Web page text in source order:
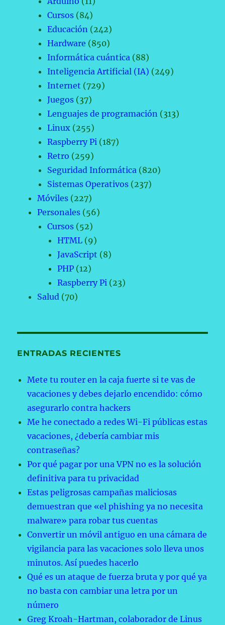
Cursos (84)
Educación (242)
Hardware (850)
Informática cuántica (88)
Inteligencia Artificial (IA) (249)
Internet (729)
Juegos (37)
Lenguajes de programación (313)
Linux (255)
Raspberry Pi (187)
Retro (259)
Seguridad Informática (820)
Sistemas Operativos (237)
Móviles (227)
Personales (56)
Cursos (52)
HTML (9)
JavaScript (8)
PHP (12)
Raspberry Pi (23)
Salud (70)
ENTRADAS RECIENTES
Mete tu router en la caja fuerte si te vas de
vacaciones y debes dejarlo encendido: cómo
asegurarlo contra hackers
Me he conectado a redes Wi-Fi públicas estas
vacaciones, ¿debería cambiar mis
contraseñas?
Por qué pagar por una VPN no es la solución
definitiva para tu privacidad
Estas peligrosas campañas maliciosas
demuestran que «el phishing ya no necesita
malware» para robar tus cuentas
Convertir un móvil antiguo en una cámara de
vigilancia para las vacaciones solo lleva unos
minutos. Así puedes hacerlo
Qué es un ataque de fuerza bruta y por qué ya
no basta con cambiar una letra por un
número
Greg Kroah-Hartman, colaborador de Linus